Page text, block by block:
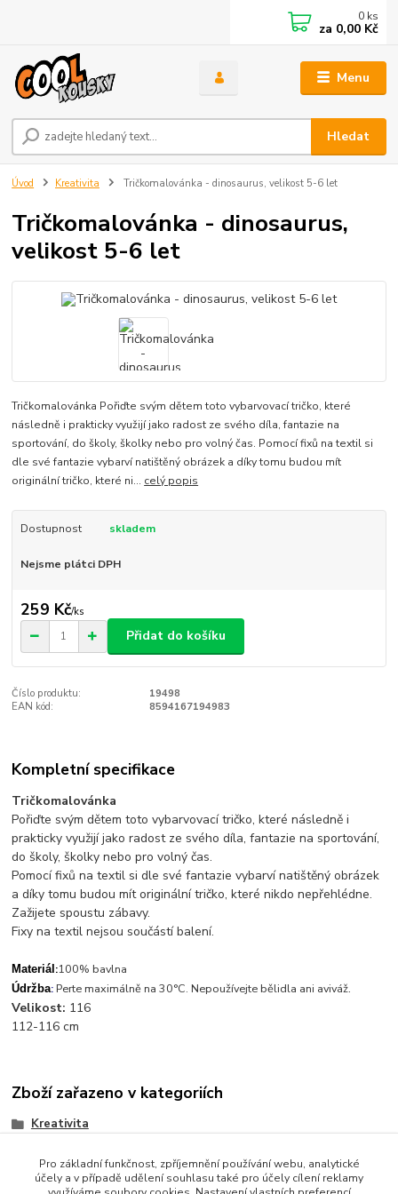
Menu
Hledat
0 ks
za 0,00 Kč
Úvod Kreativita Tričkomalovánka - dinosaurus, velikost 5-6 let
Tričkomalovánka - dinosaurus,
velikost 5-6 let
Tričkomalovánka Pořiďte svým dětem toto vybarvovací tričko, které
následně i prakticky využijí jako radost ze svého díla, fantazie na
sportování, do školy, školky nebo pro volný čas. Pomocí fixů na textil si
dle své fantazie vybarví natištěný obrázek a díky tomu budou mít
originální tričko, které ni... celý popis
Dostupnost skladem
Nejsme plátci DPH
259 Kč/ks
Přidat do košíku
Číslo produktu:
19498
EAN kód:
8594167194983
Kompletní specifikace
Tričkomalovánka
Pořiďte svým dětem toto vybarvovací tričko, které následně i
prakticky využijí jako radost ze svého díla, fantazie na sportování,
do školy, školky nebo pro volný čas.
Pomocí fixů na textil si dle své fantazie vybarví natištěný obrázek
a díky tomu budou mít originální tričko, které nikdo nepřehlédne.
Zažijete spoustu zábavy.
Fixy na textil nejsou součástí balení.
Materiál :100% bavlna
Údržba: Perte maximálně na 30°C. Nepoužívejte bělidla ani aviváž.
Velikost: 116
112-116 cm
Zboží zařazeno v kategoriích
Kreativita
Pro základní funkčnost, zpříjemnění používání webu, analytické
účely a v případě udělení souhlasu také pro účely cílení reklamy